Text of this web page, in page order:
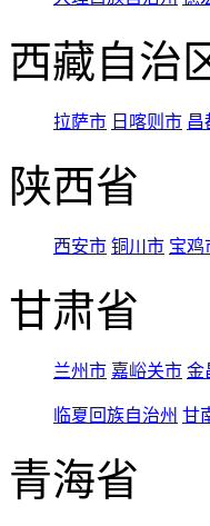
西藏自治
拉萨市 日喀则市 昌
陕西省
西安市 铜川市 宝鸡
甘肃省
兰州市 嘉峪关市 金
临夏回族自治州 甘
青海省